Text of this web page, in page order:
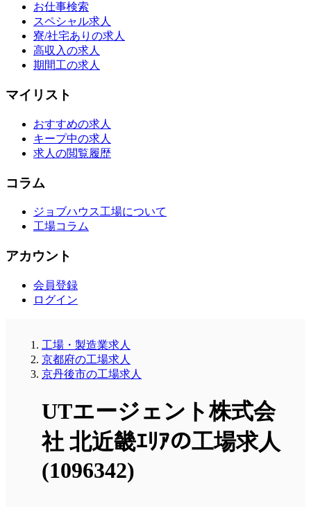
お仕事検索
スペシャル求人
寮/社宅ありの求人
高収入の求人
期間工の求人
マイリスト
おすすめの求人
キープ中の求人
求人の閲覧履歴
コラム
ジョブハウス工場について
工場コラム
アカウント
会員登録
ログイン
工場・製造業求人
京都府の工場求人
京丹後市の工場求人
UTエージェント株式会
社 北近畿ｴﾘｱの工場求人
(1096342)